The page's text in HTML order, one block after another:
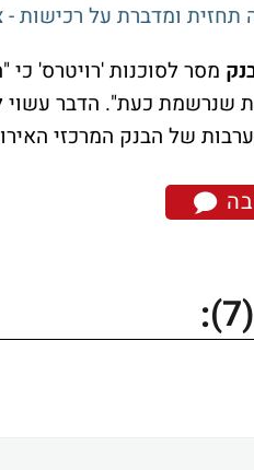
ומדברת על רכישות - צבר 59
מסר לסוכנות 'רויטרס' כי
שנרשמת כעת". הדבר עשוי
של הבנק המרכזי
(7)
: